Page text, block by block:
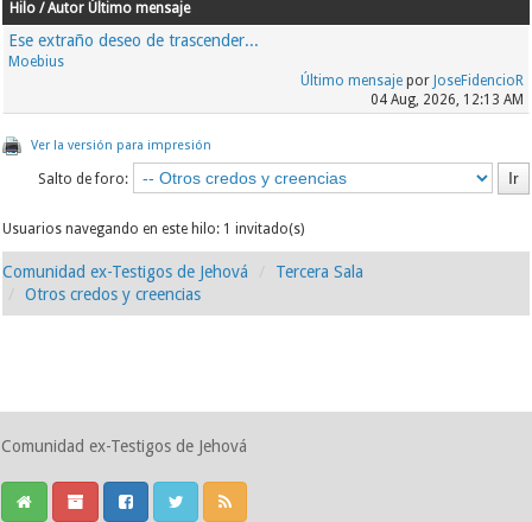
Hilo / Autor Último mensaje
Ese extraño deseo de trascender...
Moebius
Último mensajepor JoseFidencioR
04 Aug, 2026, 12:13 AM
Ver la versión para impresión
Salto de foro:
Usuarios navegando en este hilo: 1 invitado(s)
Comunidad ex-Testigos de Jehová
Tercera Sala
Otros credos y creencias
Comunidad ex-Testigos de Jehová